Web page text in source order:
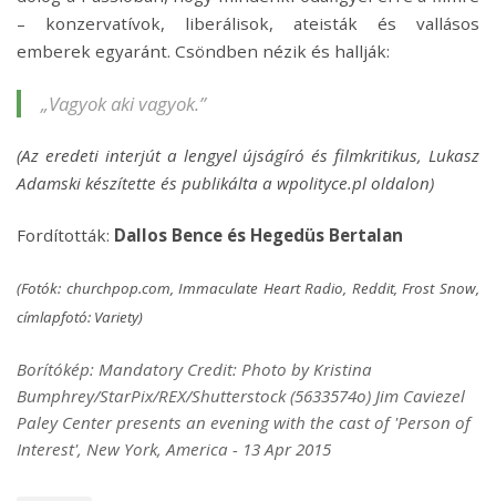
– konzervatívok, liberálisok, ateisták és vallásos
emberek egyaránt. Csöndben nézik és hallják:
„Vagyok aki vagyok.”
(Az eredeti interjút a lengyel újságíró és filmkritikus, Lukasz
Adamski készítette és publikálta a wpolityce.pl oldalon)
Fordították: Dallos Bence és Hegedüs Bertalan
(Fotók: churchpop.com, Immaculate Heart Radio, Reddit, Frost Snow,
címlapfotó: Variety)
Borítókép: Mandatory Credit: Photo by Kristina
Bumphrey/StarPix/REX/Shutterstock (5633574o) Jim Caviezel
Paley Center presents an evening with the cast of 'Person of
Interest', New York, America - 13 Apr 2015